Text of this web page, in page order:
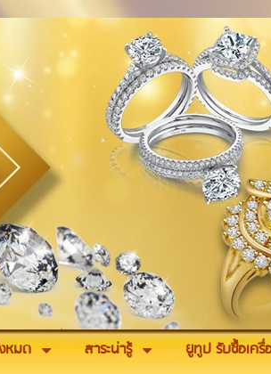
หมด สาระน่ารู้ ยูทูป รับซื้อเครื่